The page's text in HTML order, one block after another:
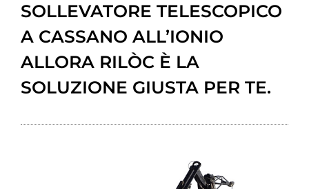
SOLLEVATORE TELESCOPICO
A CASSANO ALL’IONIO
ALLORA RILÒC È LA
SOLUZIONE GIUSTA PER TE.